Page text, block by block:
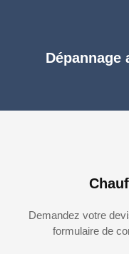
Dépannage
Demandez votre
formulaire de